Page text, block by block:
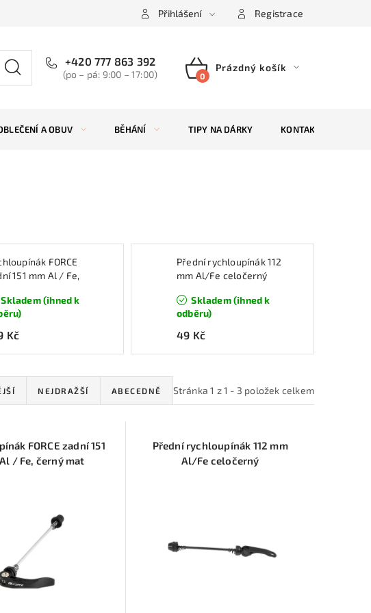
Přihlášení Registrace
+420 777 863 392
(po – pá: 9:00 – 17:00)
NÁKUPNÍ
Prázdný košík
A OBUV BĚHÁNÍ TIPY NA DÁRKY KONTAKTY
FORCE
151 mm Al / Fe,
Skladem (ihned k
Kč
Přední rychloupínák 112
mm Al/Fe celočerný
Skladem (ihned k
odběru)
49 Kč
Stránka1 z1 - 3 položek celkem
NEJDRAŽŠÍ ABECEDNĚ
FORCE zadní 151
/ Fe, černý mat
Přední rychloupínák 112 mm
Al/Fe celočerný